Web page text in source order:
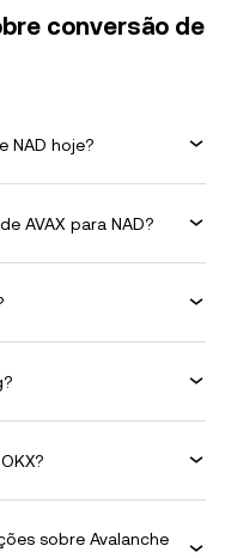
conversão de
NAD hoje?
AVAX para NAD?
sobre Avalanche